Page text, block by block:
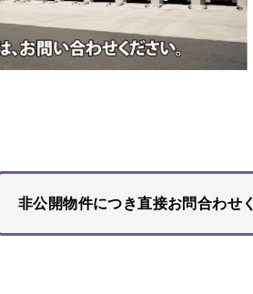
非公開物件につき直接お問合わせ